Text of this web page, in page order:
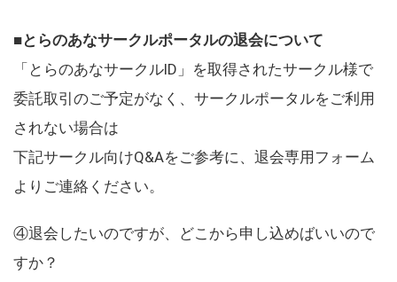
■とらのあなサークルポータルの退会について
「とらのあなサークルID」を取得されたサークル様で
委託取引のご予定がなく、サークルポータルをご利用
されない場合は
下記サークル向けQ&Aをご参考に、退会専用フォーム
よりご連絡ください。
④退会したいのですが、どこから申し込めばいいので
すか？